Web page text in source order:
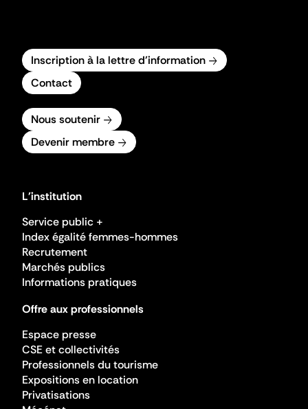
Inscription à la lettre d'information
Contact
Nous soutenir
Devenir membre
L'institution
Service public +
Index égalité femmes-hommes
Recrutement
Marchés publics
Informations pratiques
Offre aux professionnels
Espace presse
CSE et collectivités
Professionnels du tourisme
Expositions en location
Privatisations